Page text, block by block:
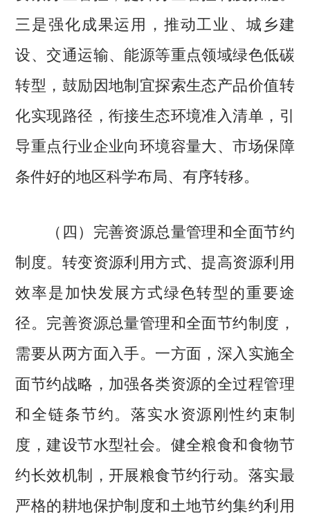
三是强化成果运用，推动工业、城乡建
设、交通运输、能源等重点领域绿色低碳
转型，鼓励因地制宜探索生态产品价值转
化实现路径，衔接生态环境准入清单，引
导重点行业企业向环境容量大、市场保障
条件好的地区科学布局、有序转移。
（四）完善资源总量管理和全面节约
制度。转变资源利用方式、提高资源利用
效率是加快发展方式绿色转型的重要途
径。完善资源总量管理和全面节约制度，
需要从两方面入手。一方面，深入实施全
面节约战略，加强各类资源的全过程管理
和全链条节约。落实水资源刚性约束制
度，建设节水型社会。健全粮食和食物节
约长效机制，开展粮食节约行动。落实最
严格的耕地保护制度和土地节约集约利用